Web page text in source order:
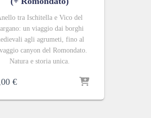
tra Ischitella e Vico del
un viaggio dai borghi
agli agrumeti, fino al
canyon del Romondato.
Natura e storia unica.
€